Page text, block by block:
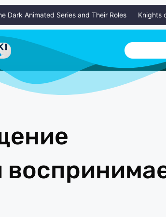
Animated Series and Their Roles Knights of